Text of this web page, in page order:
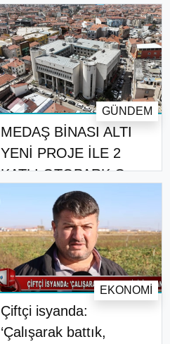
MEDAŞ BİNASI ALTI
YENİ PROJE İLE 2
KATLI OTOPARK O..
GÜNDEM
Çiftçi isyanda:
‘Çalışarak battık,
EKONOMI